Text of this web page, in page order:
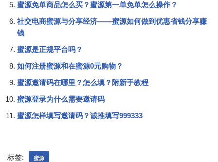
蜜源免单商品怎么买？蜜源第一单免单怎么操作？
社交电商蜜源与分享经济——蜜源如何做到优惠省钱分享赚
钱
蜜源是正规平台吗？
如何注册蜜源和在蜜源0元购物？
蜜源邀请码在哪里？怎么填？附新手教程
蜜源登录为什么需要邀请码
蜜源怎样填写邀请码？诚推填写999333
标签: 蜜源